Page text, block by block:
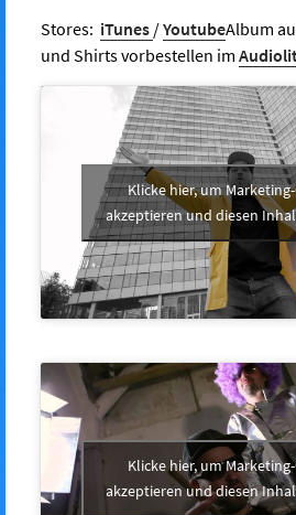
Stores: iTunes /YoutubeAlbum
und Shirts vorbestellen im
Klicke hier, um
akzeptieren und diesen
Klicke hier, um
akzeptieren und diesen